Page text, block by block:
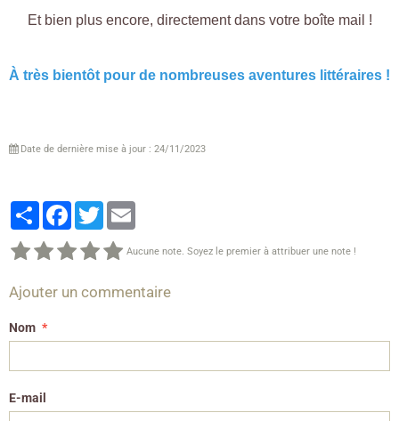
Et bien plus encore, directement dans votre boîte mail !
À très bientôt pour de nombreuses aventures littéraires !
Date de dernière mise à jour : 24/11/2023
PartagerFacebook
Twitter
Aucune note. Soyez le premier à attribuer une note !
Ajouter un commentaire
Nom
E-mail